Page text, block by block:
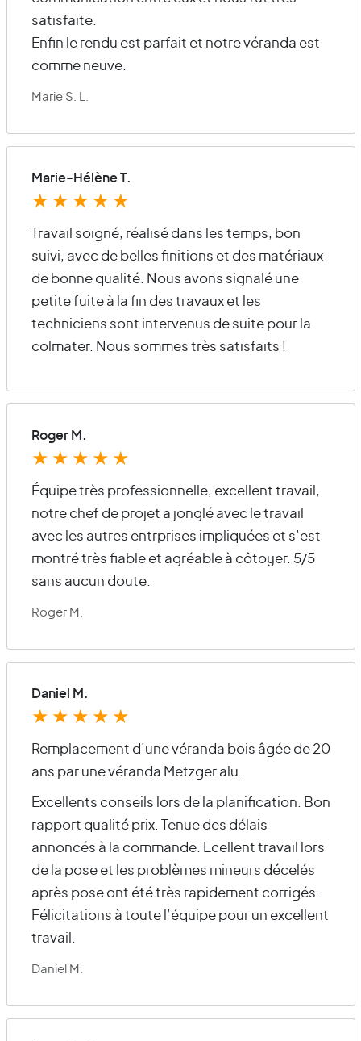
satisfaite.
Enfin le rendu est parfait et notre véranda est
comme neuve.
Marie S. L.
Marie-Hélène T.
★ ★ ★ ★ ★
Travail soigné, réalisé dans les temps, bon
suivi, avec de belles finitions et des matériaux
de bonne qualité. Nous avons signalé une
petite fuite à la fin des travaux et les
techniciens sont intervenus de suite pour la
colmater. Nous sommes très satisfaits !
Roger M.
★ ★ ★ ★ ★
Équipe très professionnelle, excellent travail,
notre chef de projet a jonglé avec le travail
avec les autres entrprises impliquées et s’est
montré très fiable et agréable à côtoyer. 5/5
sans aucun doute.
Roger M.
Daniel M.
★ ★ ★ ★ ★
Remplacement d’une véranda bois âgée de 20
ans par une véranda Metzger alu.
Excellents conseils lors de la planification. Bon
rapport qualité prix. Tenue des délais
annoncés à la commande. Ecellent travail lors
de la pose et les problèmes mineurs décelés
après pose ont été très rapidement corrigés.
Félicitations à toute l’équipe pour un excellent
travail.
Daniel M.